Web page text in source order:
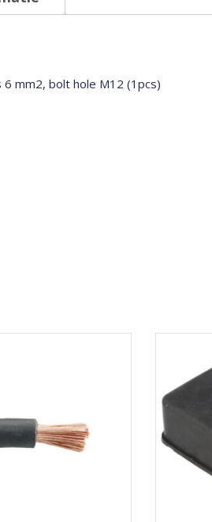
mm2, bolt hole M12 (1pcs)